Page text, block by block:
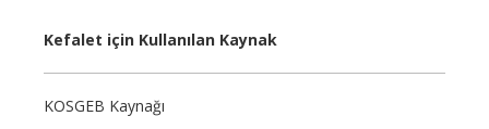
Kefalet için Kullanılan Kaynak
KOSGEB Kaynağı